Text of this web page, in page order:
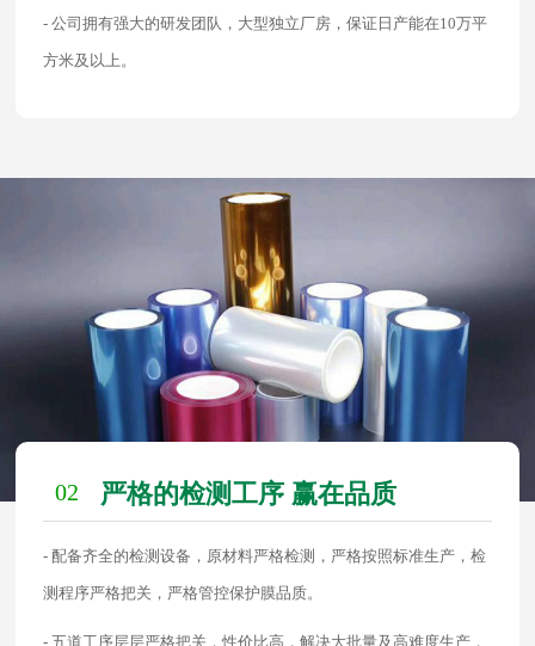
- 公司拥有强大的研发团队，大型独立厂房，保证日产能在10万平
方米及以上。
02 严格的检测工序 赢在品质
- 配备齐全的检测设备，原材料严格检测，严格按照标准生产，检
测程序严格把关，严格管控保护膜品质。
- 五道工序层层严格把关，性价比高，解决大批量及高难度生产，